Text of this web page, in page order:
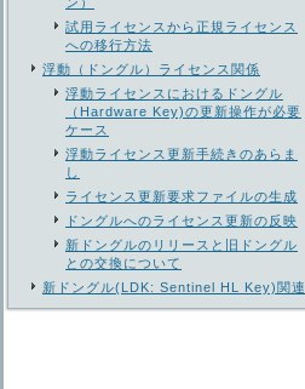
試用ライセンスから正規ライセンス
への移行方法
浮動（ドングル）ライセンス関係
浮動ライセンスにおけるドングル
（Hardware Key)の更新操作が必要
ケース
浮動ライセンス更新手続きのあらま
し
ライセンス更新要求ファイルの生成
ドングルへのライセンス更新の反映
新ドングルのリリースと旧ドングル
との交換について
新ドングル(LDK: Sentinel HL Key)関連